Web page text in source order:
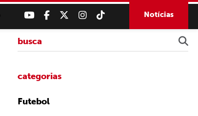
Notícias
categorias
Futebol